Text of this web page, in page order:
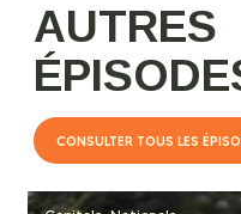
AUTRES
CONSULTER TOUS LES